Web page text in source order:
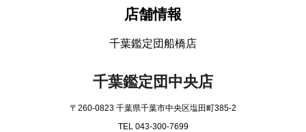
店舗情報
千葉鑑定団船橋店
千葉鑑定団中央店
〒260-0823 千葉県千葉市中央区塩田町385-2
TEL 043-300-7699